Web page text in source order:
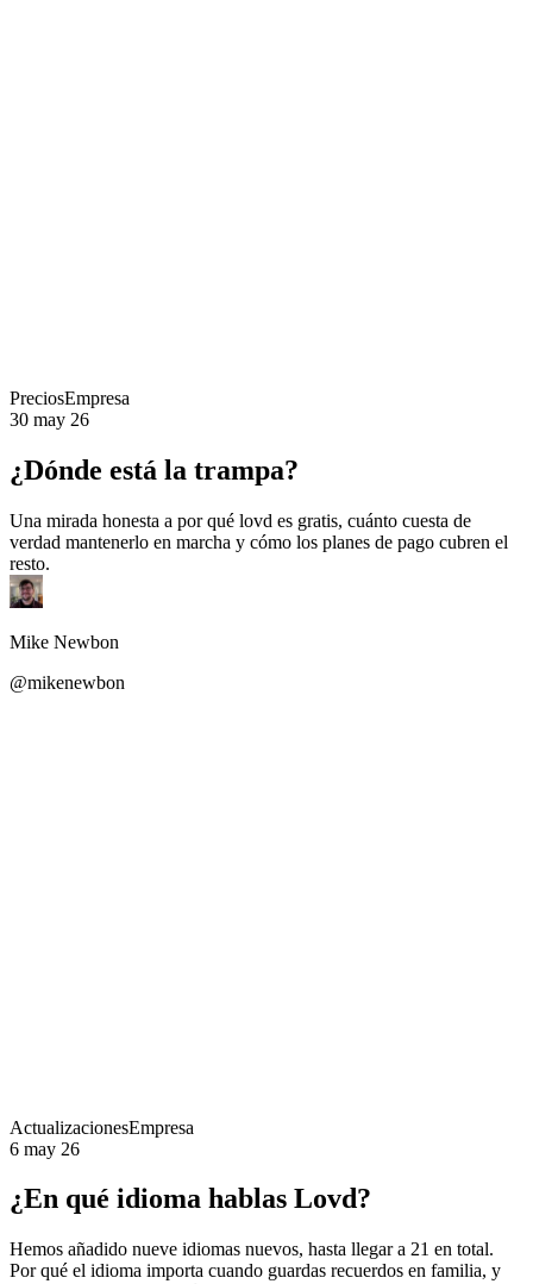
PreciosEmpresa
30 may 26
¿Dónde está la trampa?
Una mirada honesta a por qué lovd es gratis, cuánto cuesta de
verdad mantenerlo en marcha y cómo los planes de pago cubren el
resto.
Mike Newbon
@mikenewbon
ActualizacionesEmpresa
6 may 26
¿En qué idioma hablas Lovd?
Hemos añadido nueve idiomas nuevos, hasta llegar a 21 en total.
Por qué el idioma importa cuando guardas recuerdos en familia, y